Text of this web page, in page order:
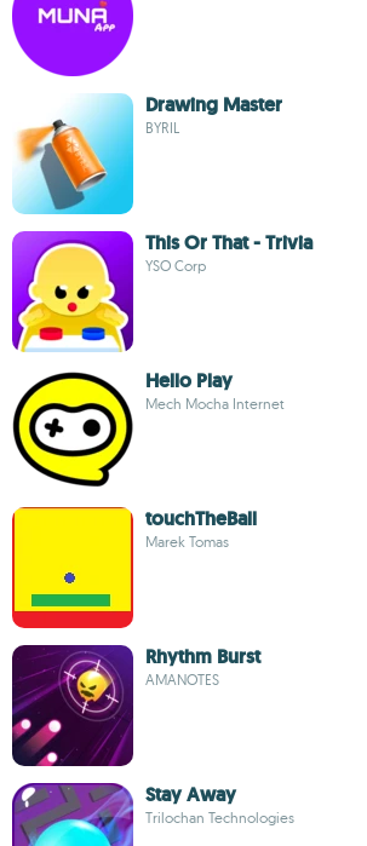
Drawing Master
BYRIL
This Or That - Trivia
YSO Corp
Hello Play
Mech Mocha Internet
touchTheBall
Marek Tomas
Rhythm Burst
AMANOTES
Stay Away
Trilochan Technologies